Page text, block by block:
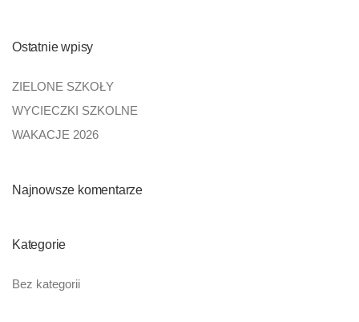
Ostatnie wpisy
ZIELONE SZKOŁY
WYCIECZKI SZKOLNE
WAKACJE 2026
Najnowsze komentarze
Kategorie
Bez kategorii